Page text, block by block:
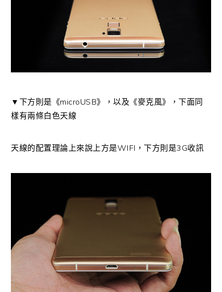
▼下方則是《microUSB》，以及《麥克風》，下面同
樣有兩條白色天線
天線的配置理論上來說上方是WIFI，下方則是3G收訊